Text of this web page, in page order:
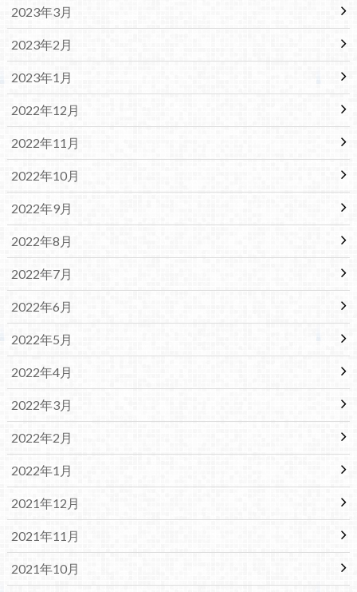
2023年3月
2023年2月
2023年1月
2022年12月
2022年11月
2022年10月
2022年9月
2022年8月
2022年7月
2022年6月
2022年5月
2022年4月
2022年3月
2022年2月
2022年1月
2021年12月
2021年11月
2021年10月